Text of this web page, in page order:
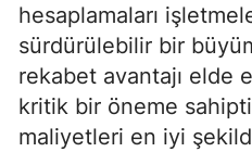
hesaplamaları
sürdürülebilir bir
rekabet avantajı elde
kritik bir öneme
maliyetleri en iyi